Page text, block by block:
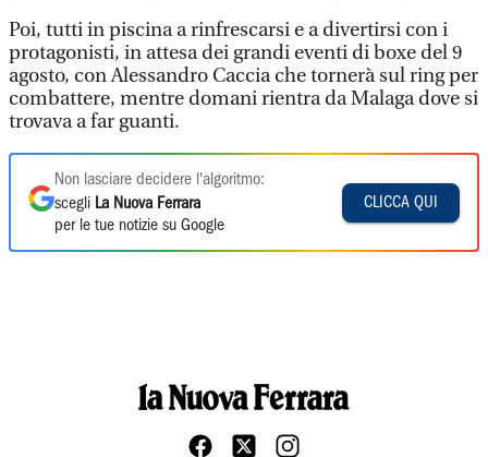
Poi, tutti in piscina a rinfrescarsi e a divertirsi con i
protagonisti, in attesa dei grandi eventi di boxe del 9
agosto, con Alessandro Caccia che tornerà sul ring per
combattere, mentre domani rientra da Malaga dove si
trovava a far guanti.
Non lasciare decidere l'algoritmo:
scegli La Nuova Ferrara
per le tue notizie su Google
CLICCA QUI